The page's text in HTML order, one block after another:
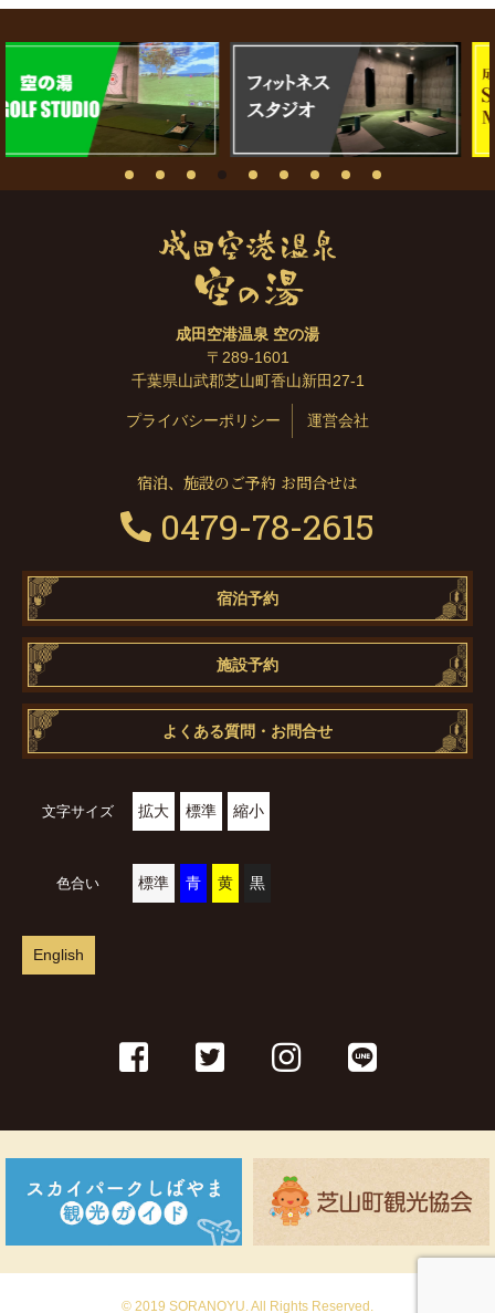
成田空港温泉 空の湯
〒289-1601
千葉県山武郡芝山町香山新田27-1
プライバシーポリシー 運営会社
宿泊、施設のご予約 お問合せは
0479-78-2615
宿泊予約
施設予約
よくある質問・お問合せ
文字サイズ 拡大 標準 縮小
色合い 標準 青 黄 黒
English
© 2019 SORANOYU. All Rights Reserved.